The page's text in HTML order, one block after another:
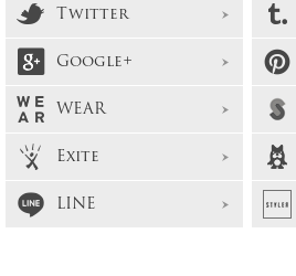
Twitter
Google+
WEAR
Exite
LINE